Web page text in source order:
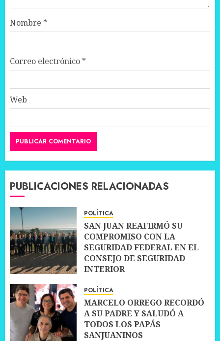
Nombre *
Correo electrónico *
Web
PUBLICACIONES RELACIONADAS
POLÍTICA
SAN JUAN REAFIRMÓ SU
COMPROMISO CON LA
SEGURIDAD FEDERAL EN EL
CONSEJO DE SEGURIDAD
INTERIOR
POLÍTICA
MARCELO ORREGO RECORDÓ
A SU PADRE Y SALUDÓ A
TODOS LOS PAPÁS
SANJUANINOS